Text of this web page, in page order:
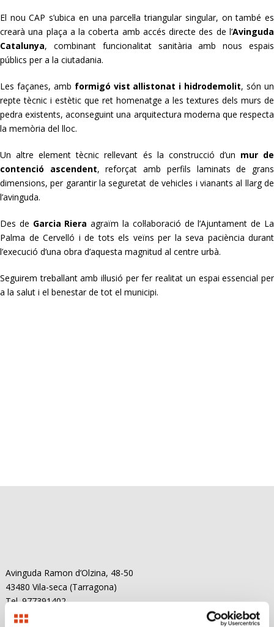
El nou CAP s’ubica en una parcel·la triangular singular, on també es
crearà una plaça a la coberta amb accés directe des de l’Avinguda
Catalunya, combinant funcionalitat sanitària amb nous espais
públics per a la ciutadania.
Les façanes, amb formigó vist allistonat i hidrodemolit, són un
repte tècnic i estètic que ret homenatge a les textures dels murs de
pedra existents, aconseguint una arquitectura moderna que respecta
la memòria del lloc.
Un altre element tècnic rellevant és la construcció d’un mur de
contenció ascendent, reforçat amb perfils laminats de grans
dimensions, per garantir la seguretat de vehicles i vianants al llarg de
l’avinguda.
Des de Garcia Rieraagraïm la col·laboració de l’Ajuntament de La
Palma de Cervelló i de tots els veïns per la seva paciència durant
l’execució d’una obra d’aquesta magnitud al centre urbà.
Seguirem treballant amb il·lusió per fer realitat un espai essencial per
a la salut i el benestar de tot el municipi.
Avinguda Ramon d’Olzina, 48-50
43480 Vila-seca (Tarragona)
Tel. 977391402
Mòbil. 650975609